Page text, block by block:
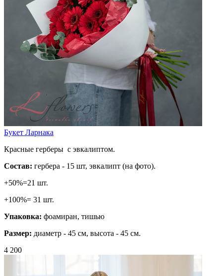
Букет Ларнака
Красные герберы с эвкалиптом.
Состав: гербера - 15 шт, эвкалипт (на фото).
+50%=21 шт.
+100%= 31 шт.
Упаковка: фоамиран, тишью
Размер: диаметр - 45 см, высота - 45 см.
4 200